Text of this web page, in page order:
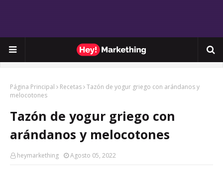
Página Principal Recetas Tazón de yogur griego con arándanos y
melocotones
Tazón de yogur griego con
arándanos y melocotones
heymarkething Agosto 05, 2022